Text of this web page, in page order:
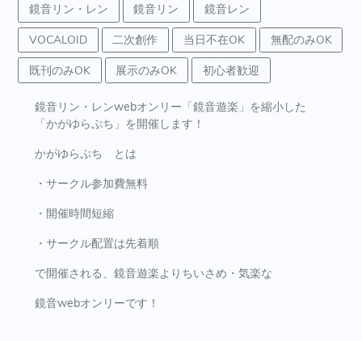
鏡音リン・レン 鏡音リン
鏡音レン
VOCALOID
二次創作 当日不在OK
無配のみOK
既刊のみOK
展示のみOK 初心者歓迎
鏡音リン・レンwebオンリー「鏡音遊楽」を縮小した
「かがゆらぷち」を開催します！
かがゆらぷち とは
・サークル参加費無料
・開催時間短縮
・サークル配置は先着順
で開催される、鏡音遊楽よりちいさめ・気楽な
鏡音webオンリーです！